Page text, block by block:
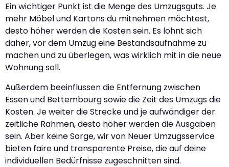
Ein wichtiger Punkt ist die Menge des Umzugsguts. Je
mehr Möbel und Kartons du mitnehmen möchtest,
desto höher werden die Kosten sein. Es lohnt sich
daher, vor dem Umzug eine Bestandsaufnahme zu
machen und zu überlegen, was wirklich mit in die neue
Wohnung soll.
Außerdem beeinflussen die Entfernung zwischen
Essen und Bettembourg sowie die Zeit des Umzugs die
Kosten. Je weiter die Strecke und je aufwändiger der
zeitliche Rahmen, desto höher werden die Ausgaben
sein. Aber keine Sorge, wir von Neuer Umzugsservice
bieten faire und transparente Preise, die auf deine
individuellen Bedürfnisse zugeschnitten sind.